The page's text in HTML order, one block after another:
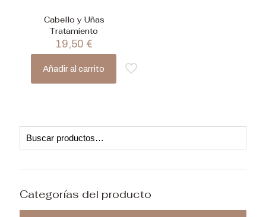
Cabello y Uñas
Tratamiento
19,50 €
Añadir al carrito
Categorías del producto